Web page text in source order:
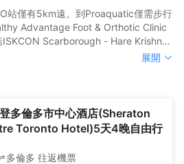
站僅有5km遠。到Proaquatic僅需步行
Advantage Foot & Orthotic Clinic
ISKCON Scarborough - Hare Krishna
Hindu Temple。</br>客房內
br>酒店休閒區提供了各類設施，您可
站僅有5km遠。到Proaquatic僅需步行
Scarborough - Hare Krishna
慮和安排，空調在滿足您入住需求的
</br>酒店休閒區提供了各類設施，您可
旅客可以通過多國語言工作人員瞭解
展開
多倫多市中心酒店(Sheraton
Toronto Hotel)5天4晚自由行
多倫多 往返機票